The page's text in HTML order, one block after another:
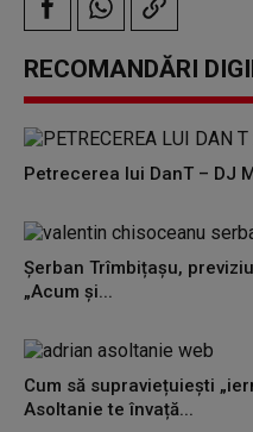
RECOMANDĂRI
Petrecerea lui DanT – DJ
Șerban Trîmbițașu,
„Acum și...
Cum să supraviețuiești
Asoltanie te învață...